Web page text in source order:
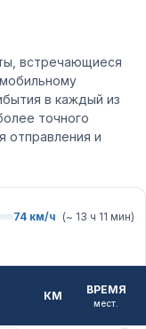
встречающиеся
в каждый из
точного
отправления и
74 км/ч (~ 13 ч 11 мин)
КМ ВРЕМЯ
мест.